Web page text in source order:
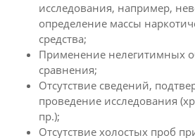
исследования, например,
определение массы
средства;
Применение нелегитимных
сравнения;
Отсутствие сведений,
проведение исследования
пр.);
Отсутствие холостых проб